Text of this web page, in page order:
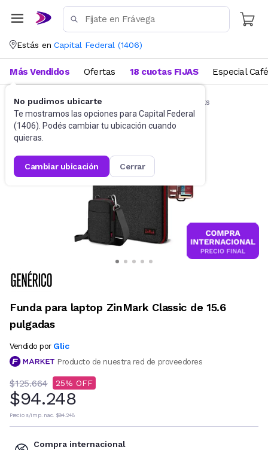
Estás en Capital Federal (1406)
No pudimos ubicarte
Te mostramos las opciones para Capital Federal
(1406). Podés cambiar tu ubicación cuando
quieras.
cambiar ubicación cerrar
Más Vendidos Ofertas 18 cuotas FIJAS Especial Café
Accesorios de Informática Funda Notebooks
Funda para laptop ZinMark Classic de 15.6
pulgadas
Vendido por Glic
Producto de nuestra red de proveedores
$125.664 25
$94.248
Precio s/imp. nac. $94.248
Compra internacional